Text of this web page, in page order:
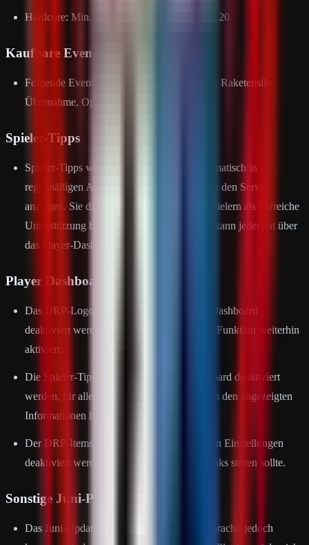
Hardcore: Min. Kisten = 13 | Max. Kisten = 20
Kaufbare Events
Folgende Events sind jetzt kaufbar: Convoy, Raketensilo-
Übernahme, Operation Flugplatz
Spieler-Tipps
Spieler-Tipps wurden hinzugefügt, die automatisch in
regelmäßigen Abständen Informationen über den Server
anzeigen. Sie dienen insbesondere neuen Spielern als hilfreiche
Unterstützung beim Einstieg. Die Funktion kann jederzeit über
das Player-Dashboard deaktiviert werden.
Player Dashboard
Das DRP-Logo kann nun über das Player-Dashboard
deaktiviert werden. Standardmäßig ist diese Funktion weiterhin
aktiviert.
Die Spieler-Tipps können im Player-Dashboard deaktiviert
werden, für alle Spieler, die kein Interesse an den angezeigten
Informationen haben.
Der DRP-Items-Button kann ebenfalls in den Einstellungen
deaktiviert werden, falls der Button unten links stören sollte.
Sonstige Juni-Plugin-Fixes
Das Juni-Update hat viel Arbeit mit sich gebracht, jedoch